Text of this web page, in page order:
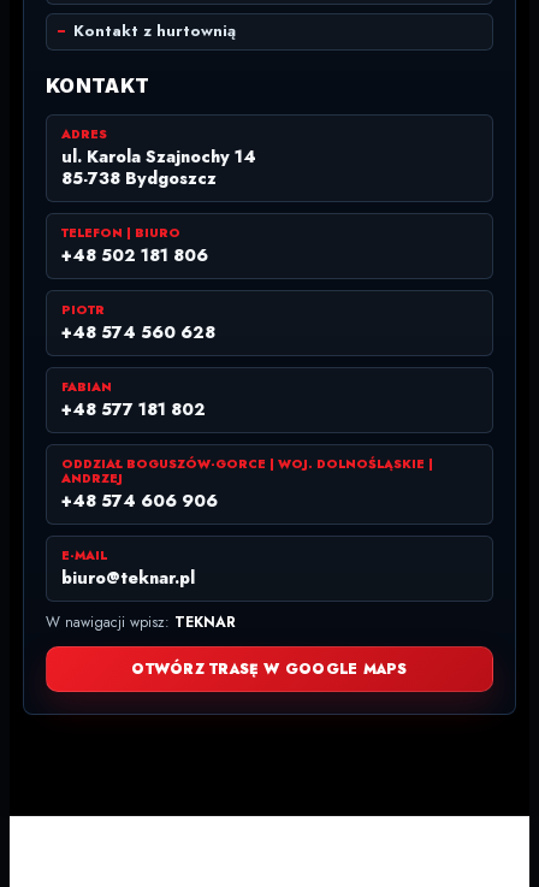
Kontakt z hurtownią
KONTAKT
ADRES
ul. Karola Szajnochy 14
85-738 Bydgoszcz
TELEFON | BIURO
+48 502 181 806
PIOTR
+48 574 560 628
FABIAN
+48 577 181 802
ODDZIAŁ BOGUSZÓW-GORCE | WOJ. DOLNOŚLĄSKIE |
ANDRZEJ
+48 574 606 906
E-MAIL
biuro@teknar.pl
W nawigacji wpisz: TEKNAR
OTWÓRZ TRASĘ W GOOGLE MAPS